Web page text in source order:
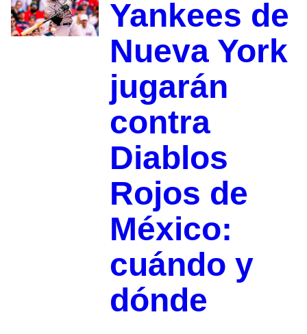
Yankees de
Nueva York
jugarán
contra
Diablos
Rojos de
México:
cuándo y
dónde